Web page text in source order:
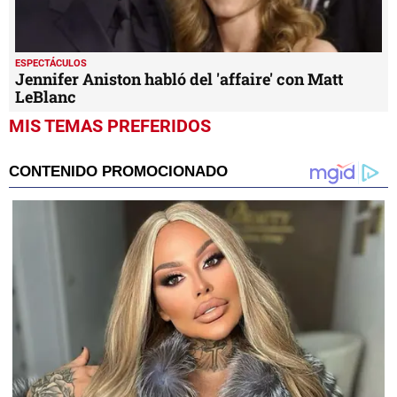
ESPECTÁCULOS
Jennifer Aniston habló del 'affaire' con Matt
LeBlanc
MIS TEMAS PREFERIDOS